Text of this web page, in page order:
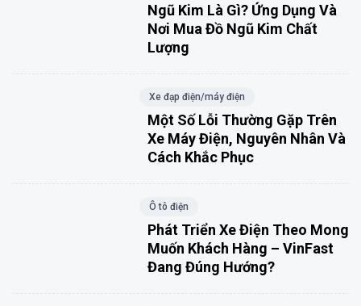
Ngũ Kim Là Gì? Ứng Dụng Và
Nơi Mua Đồ Ngũ Kim Chất
Lượng
Xe đạp điện/máy điện
Một Số Lỗi Thường Gặp Trên
Xe Máy Điện, Nguyên Nhân Và
Cách Khắc Phục
Ô tô điện
Phát Triển Xe Điện Theo Mong
Muốn Khách Hàng – VinFast
Đang Đúng Hướng?